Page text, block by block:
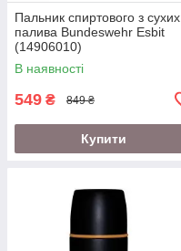
Пальник спиртового з сухих
палива Bundeswehr Esbit
(14906010)
В наявності
549 ₴ 849 ₴
Купити